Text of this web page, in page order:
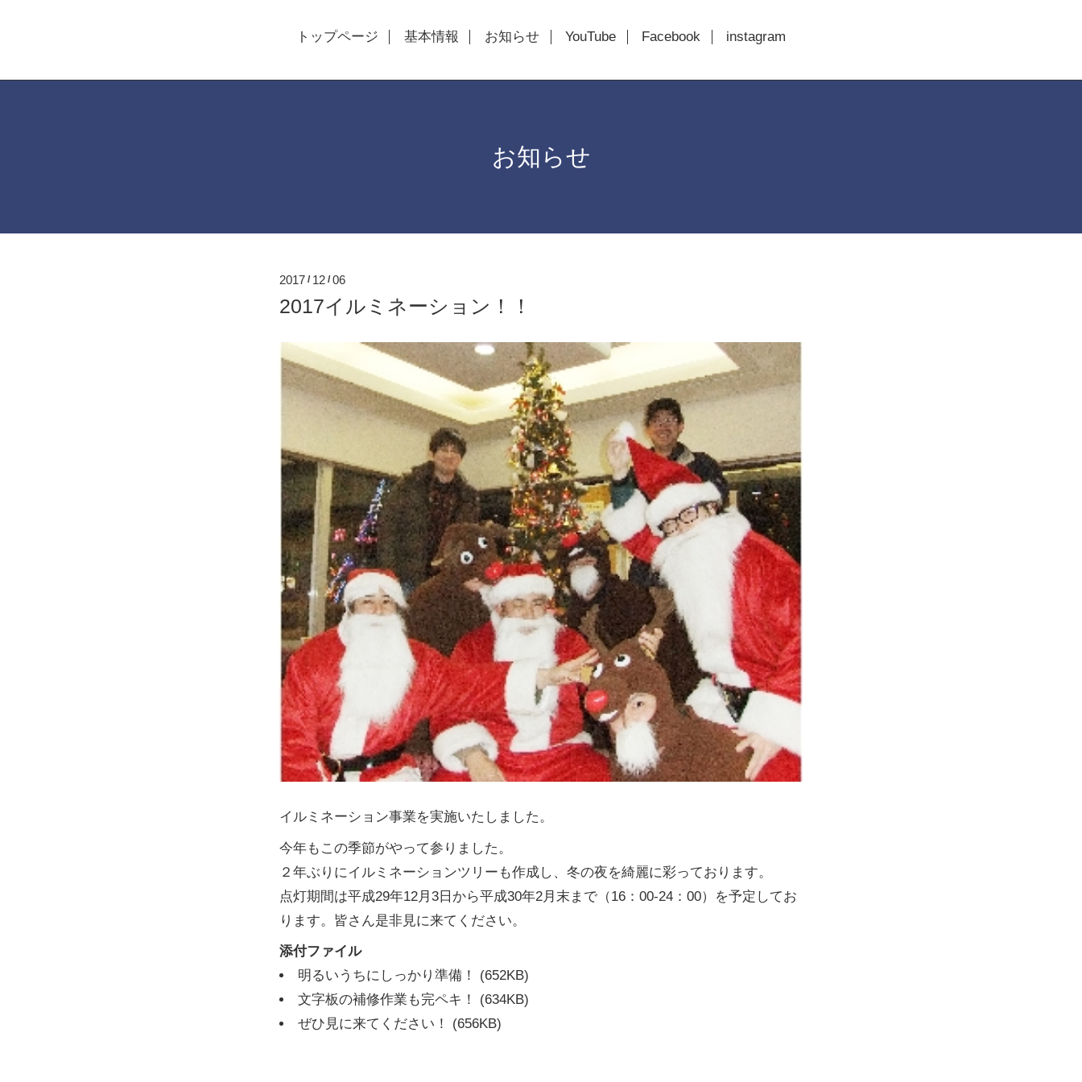
トップページ 基本情報 お知らせ YouTube Facebook instagram
お知らせ
2017 / 12 /06
2017イルミネーション！！
イルミネーション事業を実施いたしました。
今年もこの季節がやって参りました。
２年ぶりにイルミネーションツリーも作成し、冬の夜を綺麗に彩っております。
点灯期間は平成29年12月3日から平成30年2月末まで（16：00-24：00）を予定してお
ります。皆さん是非見に来てください。
添付ファイル
明るいうちにしっかり準備！
(652KB)
文字板の補修作業も完ペキ！
(634KB)
ぜひ見に来てください！
(656KB)